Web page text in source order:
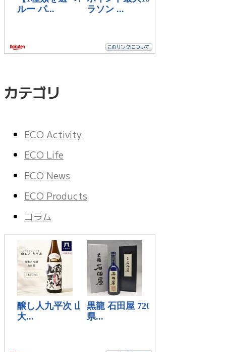
カテゴリ
ECO Activity
ECO Life
ECO News
ECO Products
コラム